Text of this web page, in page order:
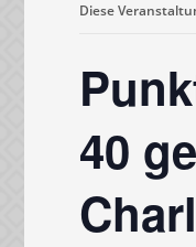
Diese
40